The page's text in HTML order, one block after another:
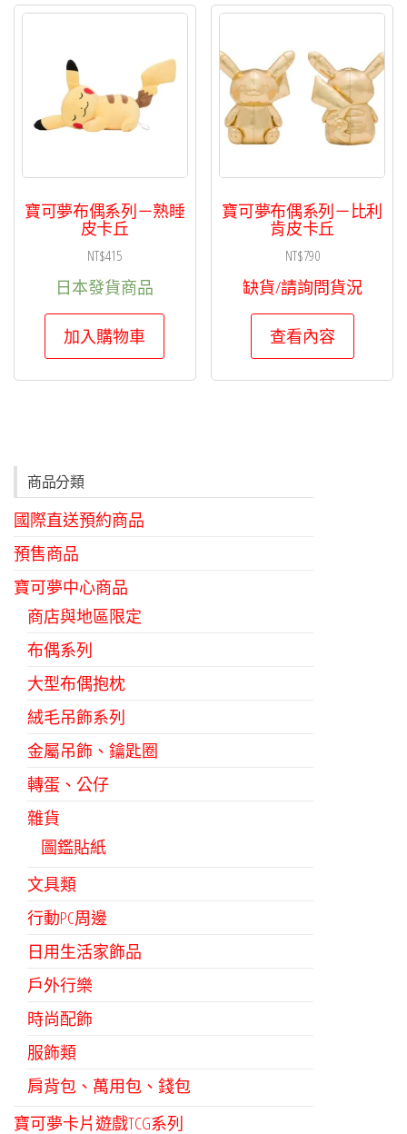
寶可夢布偶系列－熟睡
皮卡丘
NT$415
日本發貨商品
加入購物車
寶可夢布偶系列－比利
肯皮卡丘
NT$790
缺貨/請詢問貨況
查看內容
商品分類
國際直送預約商品
預售商品
寶可夢中心商品
商店與地區限定
布偶系列
大型布偶抱枕
絨毛吊飾系列
金屬吊飾、鑰匙圈
轉蛋、公仔
雜貨
圖鑑貼紙
文具類
行動PC周邊
日用生活家飾品
戶外行樂
時尚配飾
服飾類
肩背包、萬用包、錢包
寶可夢卡片遊戲TCG系列